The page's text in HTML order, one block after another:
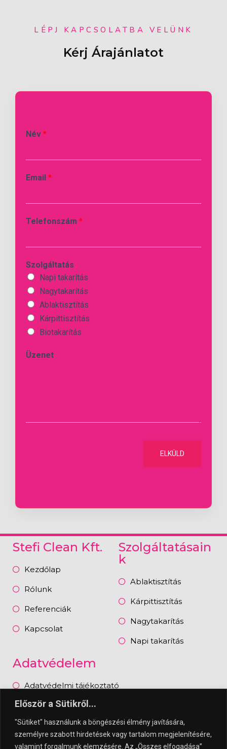
Először a Sütikről...
"Sütiket" használunk a böngészési élmény javítására,
személyre szabott hirdetések vagy tartalom megjelenítésére,
valamint forgalmunk elemzésére. Az „Összes elfogadása”
LÉPJ KAPCSOLATBA VELÜNK
Kérj Árajánlatot
Név *
Email *
Telefonszám *
Szolgáltatás
Napi takarítás
Nagytakarítás
Ablaktisztítás
Kárpittisztítás
Biotakarítás
Üzenet
ELKÜLD
Stefi Clean Kft.
Kezdőlap
Rólunk
Referenciák
Kapcsolat
Szolgáltatásain
k
Ablaktisztítás
Kárpittisztítás
Nagytakarítás
Napi takarítás
Adatvédelem
Adatvédelmi tájékoztató
Ügyfélszolgálat
Közösségi Média